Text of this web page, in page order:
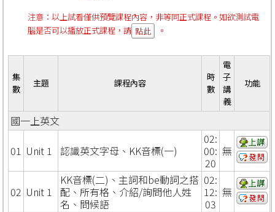
注意：以上試看僅供預覽課程內容，非等同正式課程。如欲測試電
腦是否可以播放正式課程，請 點此 。
集
數
主題 課程內容
時
數
電
子
講
義
功能
國一上英文
01 Unit 1 認識英文字母、KK音標(一)
02:
00:
20
無
02 Unit 1
KK音標(二)、主詞和be動詞之搭
配、所有格、介紹/詢問他人姓
名、問候語
02:
12:
03
無